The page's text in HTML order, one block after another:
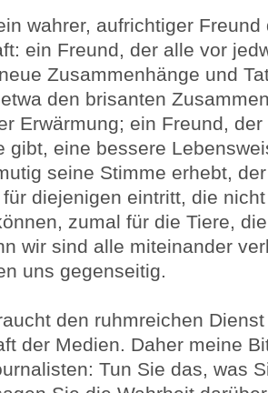
wahrer, aufrichtiger
ein Freund, der alle vor
Zusammenhänge und
den brisanten
Erwärmung; ein Freund,
gibt, eine bessere
seine Stimme erhebt,
diejenigen eintritt, die
zumal für die Tiere,
wir sind alle miteinander
uns gegenseitig.
den ruhmreichen
der Medien. Daher meine
Tun Sie das, was